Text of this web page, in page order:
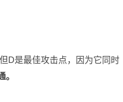
D是最佳攻击点，因为它同时